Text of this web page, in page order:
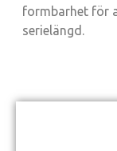
formbarhet för
serielängd.